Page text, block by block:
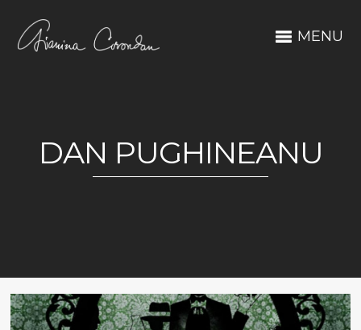
MENU
DAN PUGHINEANU